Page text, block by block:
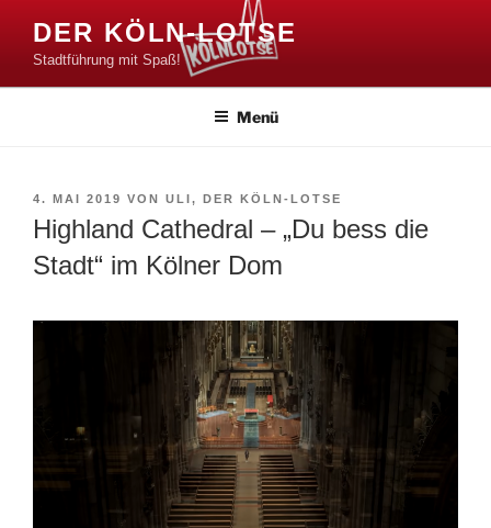
Inhalt
springen
DER KÖLN-LOTSE
Stadtführung mit Spaß!
Menü
VERÖFFENTLICHT
AM
4. MAI 2019 VON ULI, DER KÖLN-LOTSE
Highland Cathedral – „Du bess die
Stadt“ im Kölner Dom